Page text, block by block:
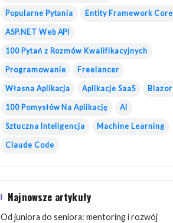
Popularne Pytania Entity Framework Core
ASP.NET Web API
100 Pytań z Rozmów Kwalifikacyjnych
Programowanie Freelancer
Własna Aplikacja Aplikacje SaaS Blazor
100 Pomysłów Na Aplikację AI
Sztuczna Inteligencja Machine Learning
Claude Code
Najnowsze artykuły
Od juniora do seniora: mentoring i rozwój